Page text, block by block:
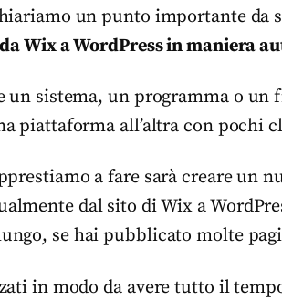
un punto importante da
Wix a WordPress in maniera
un sistema, un programma o un
piattaforma all’altra con pochi
a fare sarà creare un
dal sito di Wix a
se hai pubblicato molte
in modo da avere tutto il